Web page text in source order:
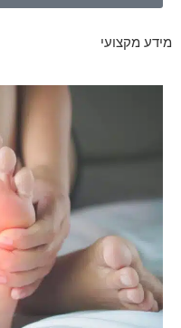
מידע מקצועי